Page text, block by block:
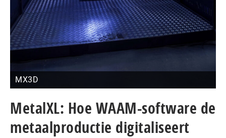
MX3D
MetalXL: Hoe WAAM-software de
metaalproductie digitaliseert